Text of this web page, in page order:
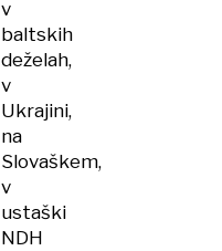
v
baltskih
deželah,
v
Ukrajini,
na
Slovaškem,
v
ustaški
NDH